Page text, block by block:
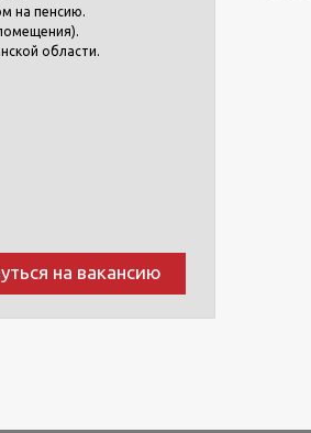
на пенсию.
области.
на вакансию